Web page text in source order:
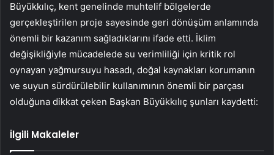
Büyükkılıç, kent genelinde muhtelif bölgelerde
gerçekleştirilen proje sayesinde geri dönüşüm anlamında
önemli bir kazanım sağladıklarını ifade etti. İklim
değişikliğiyle mücadelede su verimliliği için kritik rol
oynayan yağmursuyu hasadı, doğal kaynakları korumanın
ve suyun sürdürülebilir kullanımının önemli bir parçası
olduğuna dikkat çeken Başkan Büyükkılıç şunları kaydetti:
İlgili Makaleler